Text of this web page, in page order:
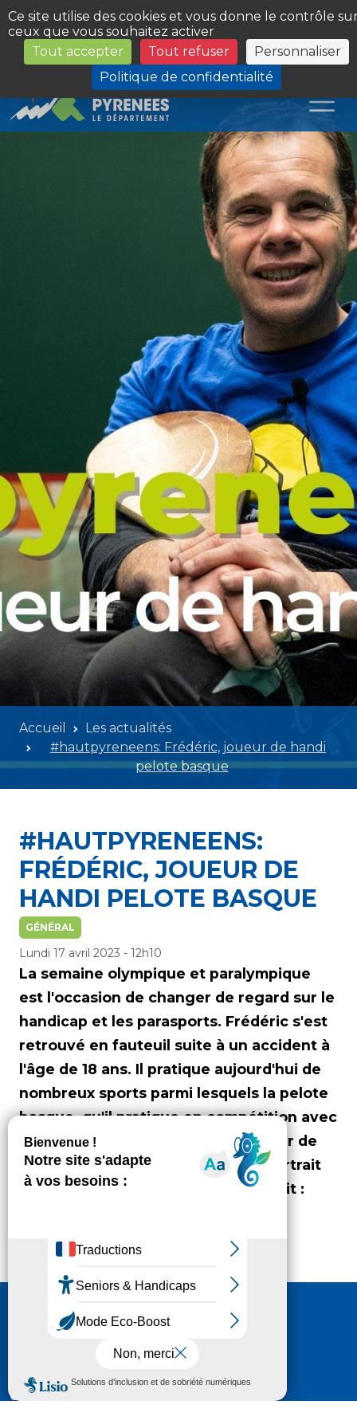
Panneau de gestion des cookies
Ce site utilise des cookies et vous donne le contrôle
ceux que vous souhaitez activer
Tout accepter
Tout refuser
Personnaliser
Politique de confidentialité
Les Sites du Département
Accueil
Les actualités
#hautpyreneens: Frédéric, joueur de handi
pelote basque
#HAUTPYRENEENS:
FRÉDÉRIC, JOUEUR DE
HANDI PELOTE BASQUE
GÉNÉRAL
Lundi 17 avril 2023 - 12h10
La semaine olympique et paralympique
est l'occasion de changer de regard sur le
handicap et les parasports. Frédéric s'est
retrouvé en fauteuil suite à un accident à
l'âge de 18 ans. Il pratique aujourd'hui de
nombreux sports parmi lesquels la pelote
basque, qu'il pratique en compétition avec
le club de Tarbes. 🏓 Frédéric, joueur de
handi pelote basque, c'est votre portrait
haut-pyrénéen du mois d'avril. Crédit :
Nous contacter
6 RUE GASTON MANENT
CS 71 324
65013 TARBES